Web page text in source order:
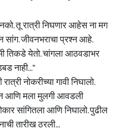
तू रात्री निघणार आहेस ना मग
सांग. जीवनभराचा प्रश्न आहे.
तिकडे येतो. चांगला आठवडाभर
नाही..."
नोकरीच्या गावी निघालो.
आणि मला मुलगी आवडली
सांगितला आणि निघालो. पुढील
तारीख ठरली...